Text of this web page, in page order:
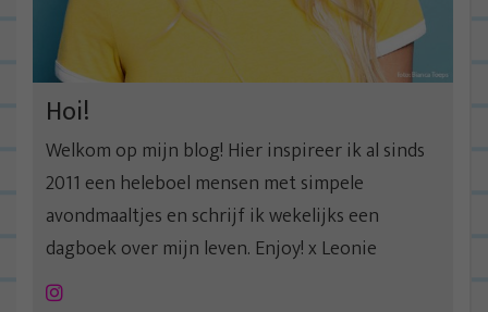
Hoi!
Welkom op mijn blog! Hier inspireer ik al sinds
2011 een heleboel mensen met simpele
avondmaaltjes en schrijf ik wekelijks een
dagboek over mijn leven. Enjoy! x Leonie
Instagram